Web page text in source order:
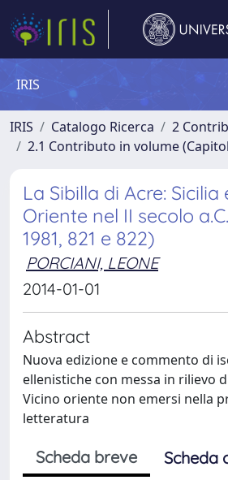
IRIS
IRIS Catalogo Ricerca
2
2.1 Contributo in volume
La Sibilla di Acre: Sicilia
Oriente nel II secolo
1981, 821 e 822)
PORCIANI, LEONE
2014-01-01
Abstract
Nuova edizione e commento di
ellenistiche con messa in rilievo
Vicino oriente non emersi nella
letteratura
Scheda breve
Scheda